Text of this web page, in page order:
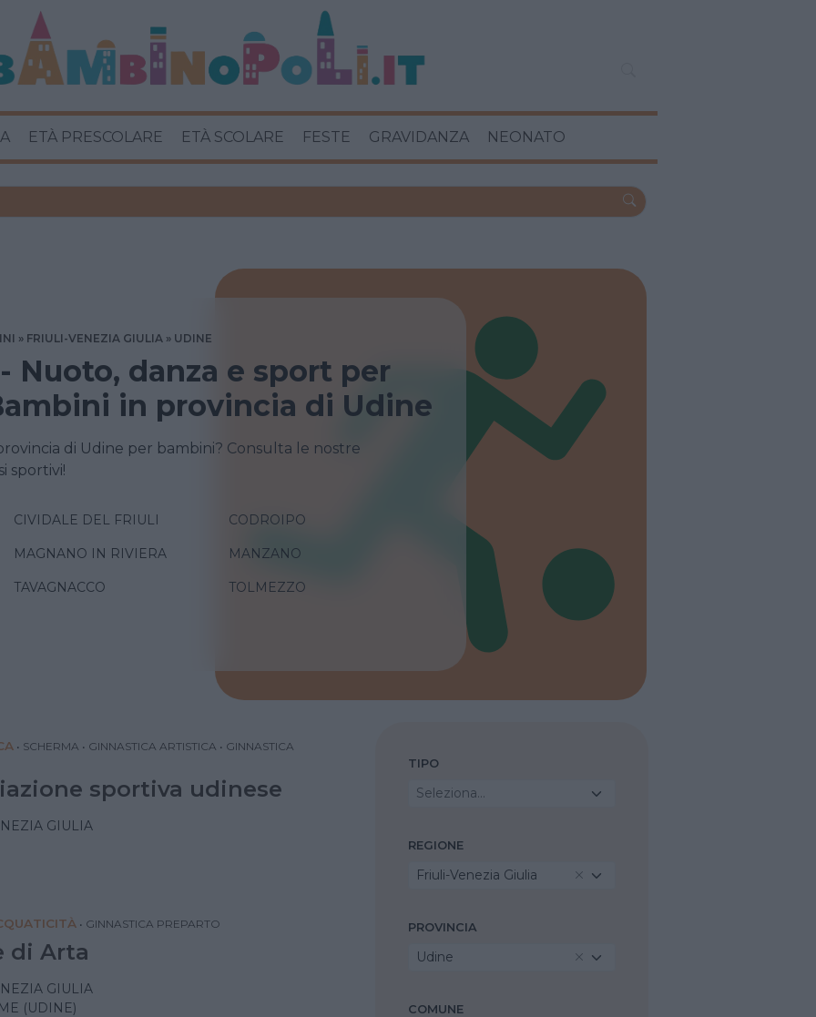
ETÀ PRESCOLARE ETÀ SCOLARE FESTE GRAVIDANZA NEONATO
FRIULI-VENEZIA GIULIA UDINE
Nuoto, danza e sport per
in provincia di Udine
di Udine per bambini? Consulta le nostre
sportivi!
CIVIDALE DEL FRIULI CODROIPO
MAGNANO IN RIVIERA MANZANO
TAVAGNACCO TOLMEZZO
TIPO
Seleziona...
REGIONE
Friuli-Venezia Giulia
PROVINCIA
Udine
COMUNE
• SCHERMA • GINNASTICA ARTISTICA • GINNASTICA
sportiva udinese
GIULIA
• GINNASTICA PREPARTO
di Arta
GIULIA
(UDINE)